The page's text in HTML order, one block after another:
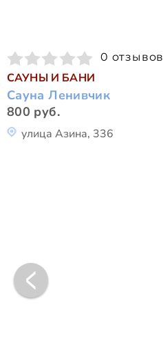
0 отзывов
САУНЫ И БАНИ
Сауна Ленивчик
800 руб.
улица Азина, 336